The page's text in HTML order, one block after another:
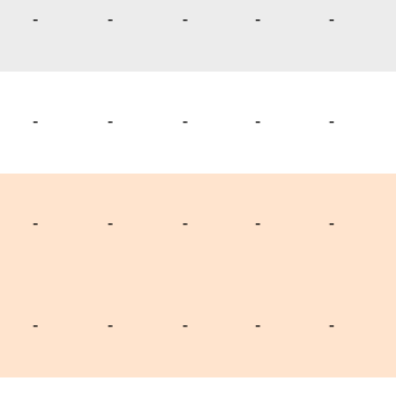
- - - - -
- - - - -
- - - - -
- - - - -